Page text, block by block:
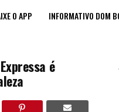
O APP INFORMATIVO DOM
é